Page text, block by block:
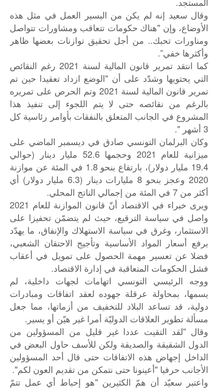
وقال سعيد إنه لم يكن من اليسير العمل في مثل هذه
الأوضاع، وإن "هناك حكومات تتعاقب ومشاورات تتواصل
ومناورات تحبك.. من أجل تحقيق توازنات بعضها ظاهر
وأكثرها خفي”.
كما انتقد تمرير قانون المالية لسنة 2021 رغم النقائص
التي يحتويها وشدّد على أن "الوضع ازداد تعقيدا حين تم
تمرير قانون المالية لسنة 2021 وتم الحرص على تمريره
بالرغم من نقائصه حتى لا يتم اللجوء إلى تنفيذ هذا
المشروع في الجانب المتعلق بالنفقات بأوامر رئاسية كل
3 أشهر ".
وكان البرلمان التونسي صادق في ديسمبر الماضي على
ميزانية للعام 2021 وحجمها 52.6 مليار دينار (حوالي
19.4 مليار دولار)، بارتفاع بنحو 1.8 في المئة عن موازنة
2020 وعجز بنحو 8 مليارات دينار (6.3 مليار دولار) أي
أكثر من 7 في المئة من إجمالي الناتج المحلي.
ويرى خبراء في الاقتصاد أنّ قانون الموازنة للعام 2021
واصل في سياسة الترقيع، حيث لم يتضمّن تحفيزا على
الاستثمار، وغرق في سياسة الاستهلاك والإنفاق، ما يهدّد
برفع أسعار المواد الأساسية وتأجيج الاحتقان الشعبي،
فضلا عن تعسير مهمة الحصول على تمويل في أعقاب
فشل الحكومات المتعاقبة في إدارة الاقتصاد.
ووجه الرئيسي التونسي اتهامات لجهات داخلية، لم
يسمها، بمحاولة عرقلة جهوده لعقد اتفاقات ومبادرات
دولية، قد تساعد البلاد للتخفيف من أزماتها، مما جعل
مسألة تطوير العلاقات الدوليّة أمرا غير هيّن أو يسير.
وقال ''لقد التقيت عددا غير قليل من المسؤولين من
الدول الشقيقة والصديقة ولكن للأسف حاول البعض في
الداخل إجهاض هذه الاتفاقات حتى قال أحد المسؤولين
الأجانب حرفيا "أعينونا حتى نتمكن من تقديم العون لكم".
واعتبر سعيّد أن همّ الكثيرين "هو إحباط أي عمل تتمّ